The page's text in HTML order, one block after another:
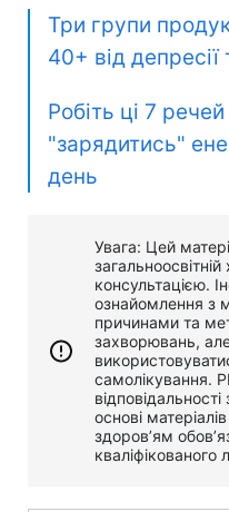
Три групи
40+ від депресії
Робіть ці 7
"зарядитись"
день
Увага: Цей
консультацією.
ознайомлення з
причинами та
захворювань,
самолікування.
основі
здоров’ям
кваліфікованого